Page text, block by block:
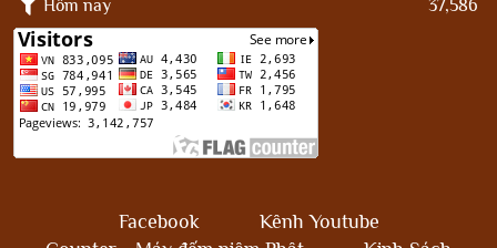
Hôm nay 37,586
Facebook
Kênh Youtube